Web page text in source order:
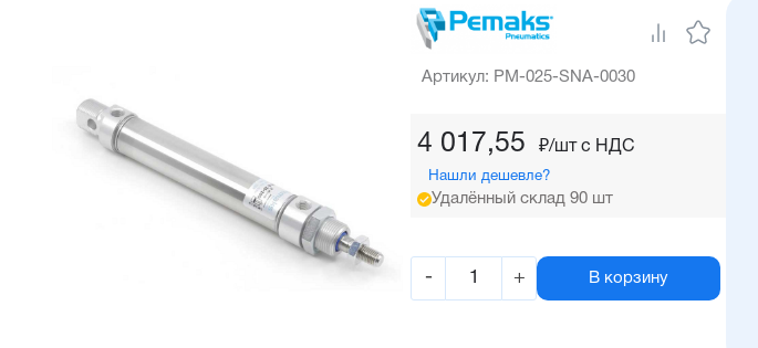
Артикул: PM-025-SNA-0030
4 017,55 ₽/шт c НДС
Нашли дешевле?
Удалённый склад 90 шт
- + В корзину